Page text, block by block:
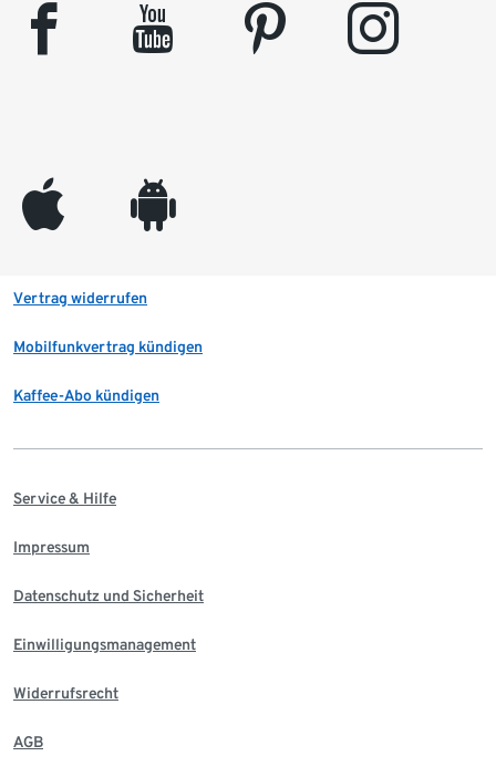
facebook youtube pinterest instagram
appleinc android
Vertrag widerrufen
Mobilfunkvertrag kündigen
Kaffee-Abo kündigen
Service & Hilfe
Impressum
Datenschutz und Sicherheit
Einwilligungsmanagement
Widerrufsrecht
AGB